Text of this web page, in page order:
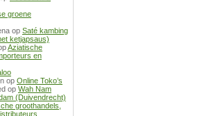
groene
op Saté kambing
ketjapsaus)
Aziatische
en
op Online Toko’s
op Wah Nam
(Duivendrecht)
groothandels,